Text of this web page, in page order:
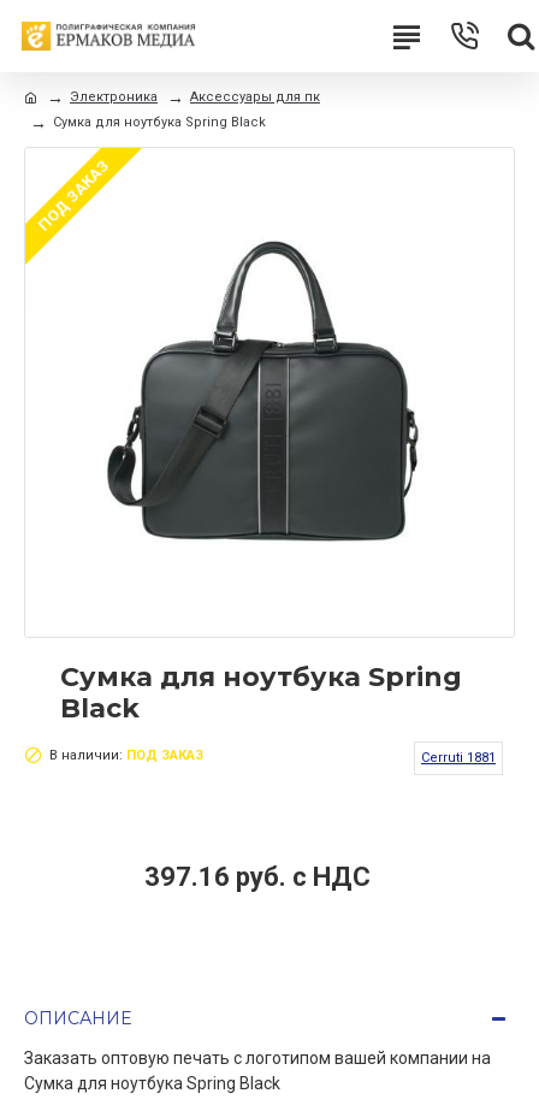
Электроника
Аксессуары для пк
Сумка для ноутбука Spring Black
ПОД ЗАКАЗ
Сумка для ноутбука Spring
Black
В наличии: ПОД ЗАКАЗ Cerruti 1881
397.16 руб. c НДС
ОПИСАНИЕ
Заказать оптовую печать с логотипом вашей компании на
Сумка для ноутбука Spring Black